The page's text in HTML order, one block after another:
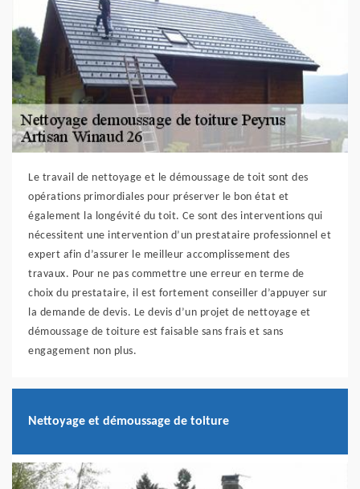
Le travail de nettoyage et le démoussage de toit sont des
opérations primordiales pour préserver le bon état et
également la longévité du toit. Ce sont des interventions qui
nécessitent une intervention d’un prestataire professionnel et
expert afin d’assurer le meilleur accomplissement des
travaux. Pour ne pas commettre une erreur en terme de
choix du prestataire, il est fortement conseiller d’appuyer sur
la demande de devis. Le devis d’un projet de nettoyage et
démoussage de toiture est faisable sans frais et sans
engagement non plus.
Nettoyage et démoussage de toiture